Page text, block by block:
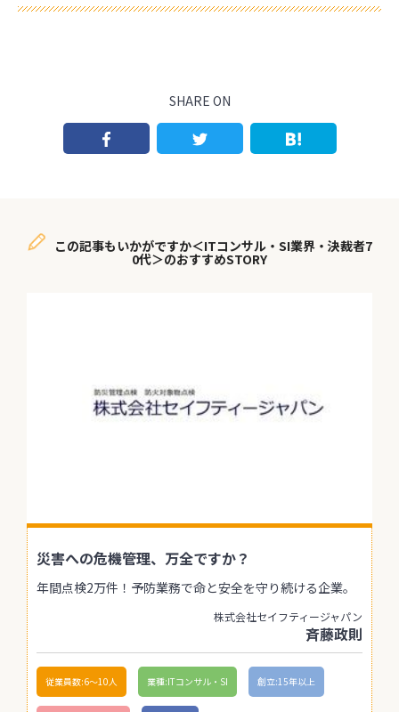
SHARE ON
この記事もいかがですか＜ITコンサル・SI業界・決裁者7
0代＞のおすすめSTORY
災害への危機管理、万全ですか？
年間点検2万件！予防業務で命と安全を守り続ける企業。
株式会社セイフティージャパン
斉藤政則
従業員数:6～10人 業種:ITコンサル・SI 創立:15年以上